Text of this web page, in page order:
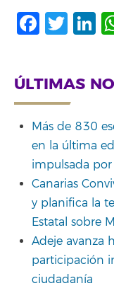
ÚLTIMAS
Más de 830
en la última
impulsada por
Canarias
y planifica la
Estatal sobre
Adeje avanza
participación
ciudadanía